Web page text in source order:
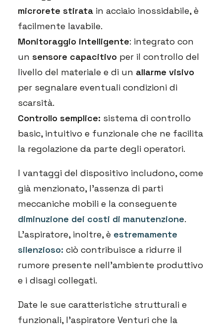
microrete stirata in acciaio inossidabile, è
facilmente lavabile.
Monitoraggio intelligente: integrato con
un sensore capacitivo per il controllo del
livello del materiale e di un allarme visivo
per segnalare eventuali condizioni di
scarsità.
Controllo semplice: sistema di controllo
basic, intuitivo e funzionale che ne facilita
la regolazione da parte degli operatori.
I vantaggi del dispositivo includono, come
già menzionato, l’assenza di parti
meccaniche mobili e la conseguente
diminuzione dei costi di manutenzione.
L’aspiratore, inoltre, è estremamente
silenzioso: ciò contribuisce a ridurre il
rumore presente nell’ambiente produttivo
e i disagi collegati.
Date le sue caratteristiche strutturali e
funzionali, l’aspiratore Venturi che la